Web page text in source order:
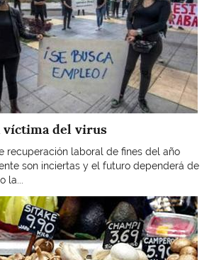
víctima del virus
recuperación laboral de fines del año
son inciertas y el futuro dependerá de